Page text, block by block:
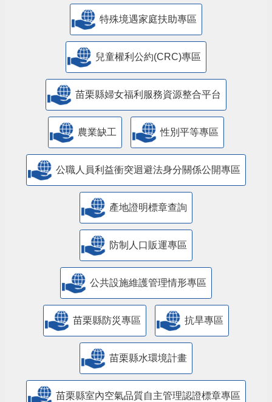
特殊境遇家庭扶助專區
兒童權利公約(CRC)專區
苗栗縣婦女福利服務資源整合平台
農業缺工 性別平等專區
公職人員利益衝突迴避法身分關係公開專區
產地證明標章查詢
防制人口販運專區
​公共設施維護管理情形專區
苗栗縣防災專區 抗旱專區
苗栗縣水環境計畫
苗栗縣室內空氣品質自主管理認證標章專區